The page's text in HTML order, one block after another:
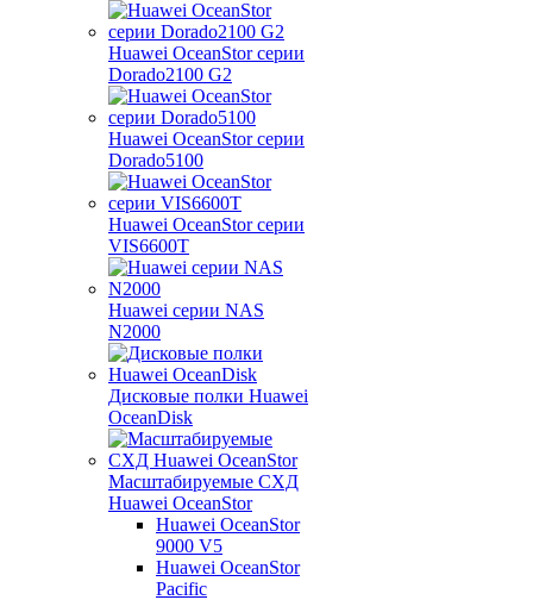
Huawei OceanStor серии
Dorado2100 G2
Huawei OceanStor серии
Dorado5100
Huawei OceanStor серии
VIS6600T
Huawei серии NAS
N2000
Дисковые полки Huawei
OceanDisk
Масштабируемые СХД
Huawei OceanStor
Huawei OceanStor
9000 V5
Huawei OceanStor
Pacific